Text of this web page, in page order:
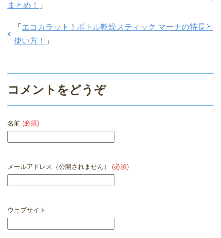
まとめ！
」
「 エコカラット！ボトル乾燥スティック マーナの特長と
使い方！
」
コメントをどうぞ
名前 (必須)
メールアドレス（公開されません） (必須)
ウェブサイト